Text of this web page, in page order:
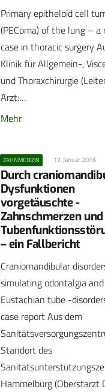
Primary epitheloid cell
(PEComa) of the lung – a
case in thoracic surgery
Klinik für Allgemein-,
und Thoraxchirurgie
Arzt:…
Mehr
ZAHNMEDIZIN 12. Januar 2016
Durch
Dysfunktionen
vorgetäuschte -
Zahnschmerzen und
– ein Fallbericht
Craniomandibular
simulating odontalgia and
Eustachian tube -
case report Aus dem
Standort des
Hammelburg (Oberstarzt